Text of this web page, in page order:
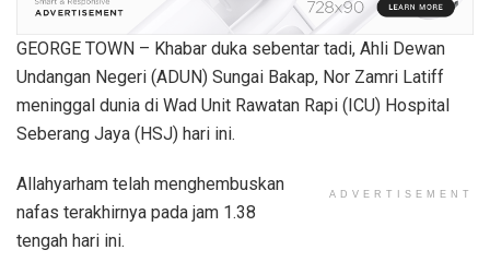
GEORGE TOWN – Khabar duka sebentar tadi, Ahli Dewan
Undangan Negeri (ADUN) Sungai Bakap, Nor Zamri Latiff
meninggal dunia di Wad Unit Rawatan Rapi (ICU) Hospital
Seberang Jaya (HSJ) hari ini.
ADVERTISEMENT
Allahyarham telah menghembuskan
nafas terakhirnya pada jam 1.38
tengah hari ini.